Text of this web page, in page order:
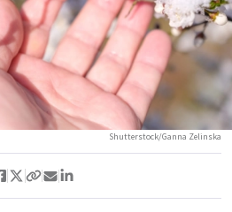
Shutterstock/Ganna Zelinska